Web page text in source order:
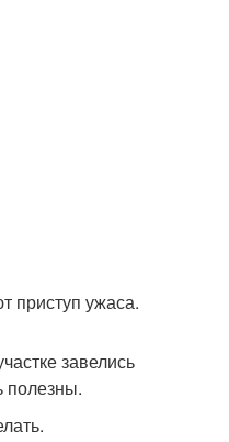
приступ ужаса.
завелись
полезны.